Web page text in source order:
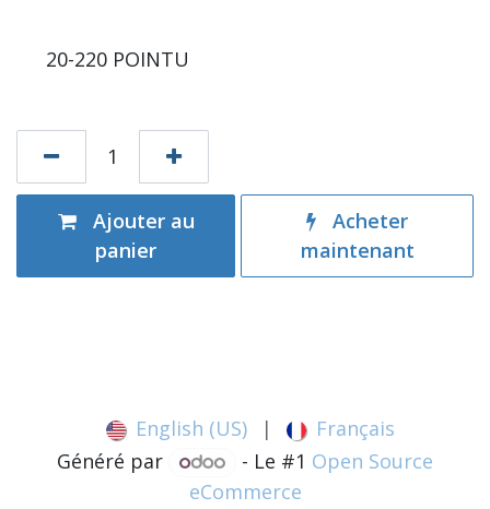
20-220 POINTU
Ajouter au
panier
Acheter
maintenant
English (US) |
Français
Généré par
- Le #1 Open Source
eCommerce